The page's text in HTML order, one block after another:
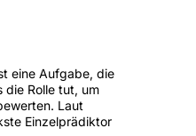
eine Aufgabe, die
die Rolle tut, um
Laut
Einzelprädiktor